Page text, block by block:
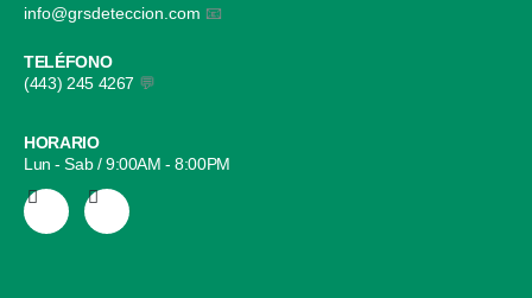
info@grsdeteccion.com 📧
TELÉFONO
(443) 245 4267 💬
HORARIO
Lun - Sab / 9:00AM - 8:00PM